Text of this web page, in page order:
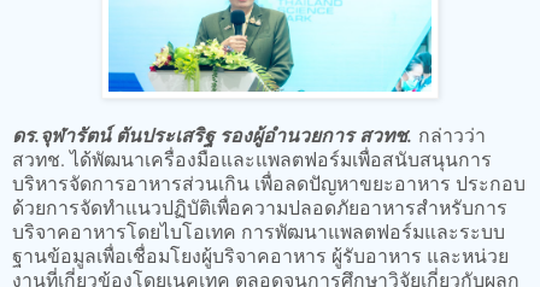
ดร.จุฬารัตน์ ตันประเสริฐ รองผู้อำนวยการ สวทช. กล่าวว่า
สวทช. ได้พัฒนาเครื่องมือและแพลตฟอร์มเพื่อสนับสนุนการ
บริหารจัดการอาหารส่วนเกิน เพื่อลดปัญหาขยะอาหาร ประกอบ
ด้วยการจัดทำแนวปฏิบัติเพื่อความปลอดภัยอาหารสำหรับการ
บริจาคอาหารโดยไบโอเทค การพัฒนาแพลตฟอร์มและระบบ
ฐานข้อมูลเพื่อเชื่อมโยงผู้บริจาคอาหาร ผู้รับอาหาร และหน่วย
งานที่เกี่ยวข้องโดยเนคเทค ตลอดจนการศึกษาวิจัยเกี่ยวกับผลก